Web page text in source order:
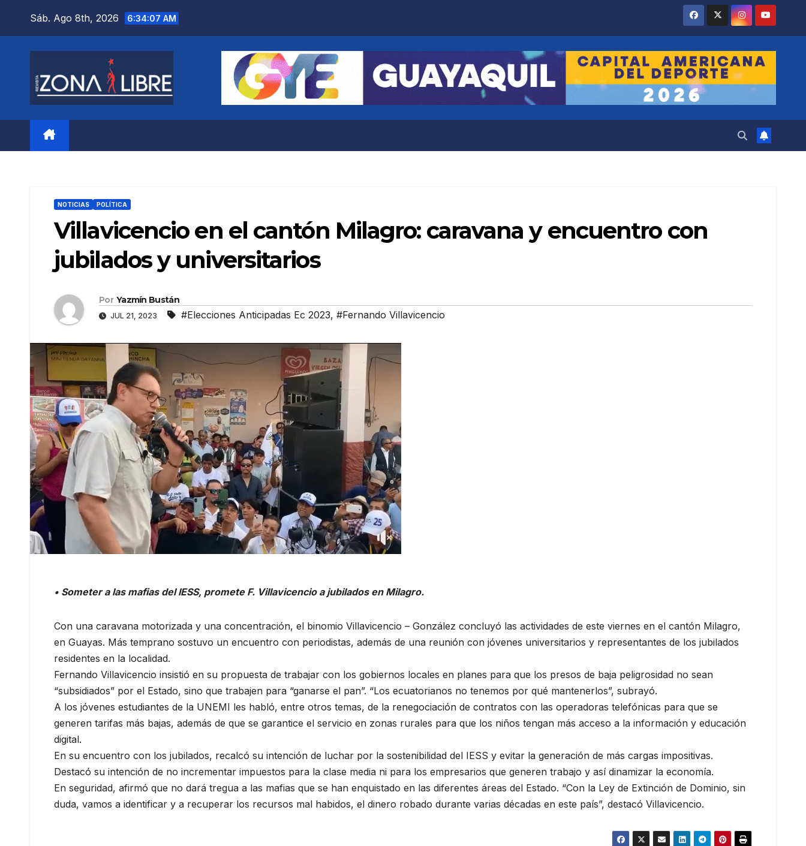
Sáb. Ago 8th, 2026 6:34:08 AM
NOTICIAS POLÍTICA
Villavicencio en el cantón Milagro: caravana y encuentro con
jubilados y universitarios
Por Yazmín Bustán
JUL 21, 2023 #Elecciones Anticipadas Ec 2023, #Fernando Villavicencio
• Someter a las mafias del IESS, promete F. Villavicencio a jubilados en Milagro.
Con una caravana motorizada y una concentración, el binomio Villavicencio – González concluyó las actividades de este viernes en el cantón Milagro,
en Guayas. Más temprano sostuvo un encuentro con periodistas, además de una reunión con jóvenes universitarios y representantes de los jubilados
residentes en la localidad.
Fernando Villavicencio insistió en su propuesta de trabajar con los gobiernos locales en planes para que los presos de baja peligrosidad no sean
“subsidiados” por el Estado, sino que trabajen para “ganarse el pan”. “Los ecuatorianos no tenemos por qué mantenerlos”, subrayó.
A los jóvenes estudiantes de la UNEMI les habló, entre otros temas, de la renegociación de contratos con las operadoras telefónicas para que se
generen tarifas más bajas, además de que se garantice el servicio en zonas rurales para que los niños tengan más acceso a la información y educación
digital.
En su encuentro con los jubilados, recalcó su intención de luchar por la sostenibilidad del IESS y evitar la generación de más cargas impositivas.
Destacó su intención de no incrementar impuestos para la clase media ni para los empresarios que generen trabajo y así dinamizar la economía.
En seguridad, afirmó que no dará tregua a las mafias que se han enquistado en las diferentes áreas del Estado. “Con la Ley de Extinción de Dominio, sin
duda, vamos a identificar y a recuperar los recursos mal habidos, el dinero robado durante varias décadas en este país”, destacó Villavicencio.